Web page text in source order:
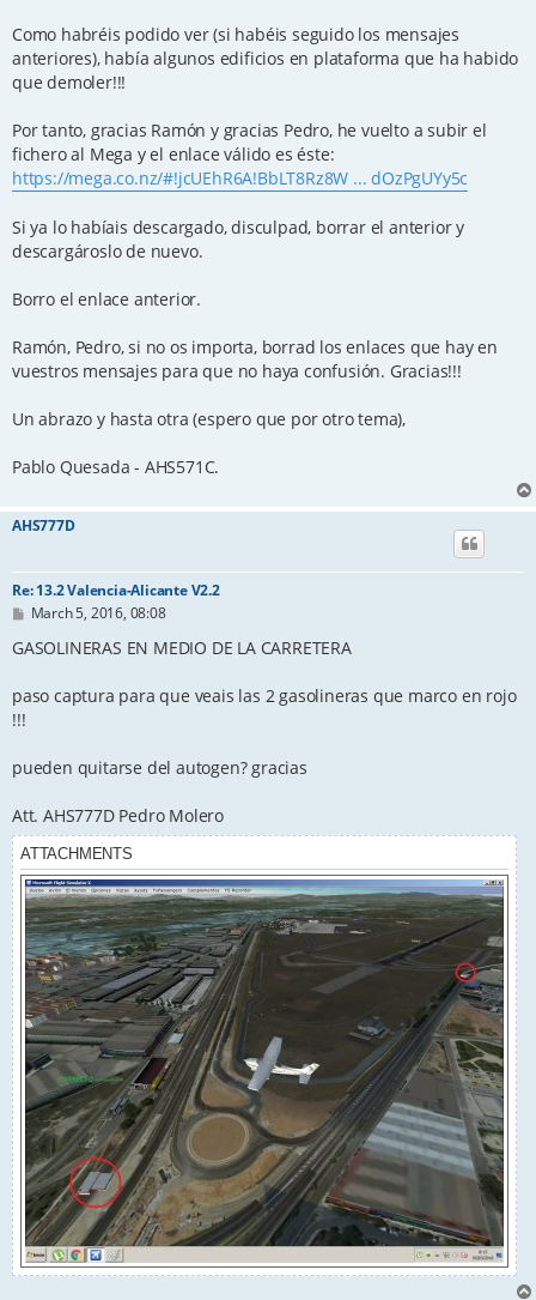
Como habréis podido ver (si habéis seguido los mensajes
anteriores), había algunos edificios en plataforma que ha habido
que demoler!!!
Por tanto, gracias Ramón y gracias Pedro, he vuelto a subir el
fichero al Mega y el enlace válido es éste:
https://mega.co.nz/#!jcUEhR6A!BbLT8Rz8W ... dOzPgUYy5c
Si ya lo habíais descargado, disculpad, borrar el anterior y
descargároslo de nuevo.
Borro el enlace anterior.
Ramón, Pedro, si no os importa, borrad los enlaces que hay en
vuestros mensajes para que no haya confusión. Gracias!!!
Un abrazo y hasta otra (espero que por otro tema),
Pablo Quesada - AHS571C.
AHS777D
Re: 13.2 Valencia-Alicante V2.2
P
s
March 5, 2016, 08:08
GASOLINERAS EN MEDIO DE LA CARRETERA
paso captura para que veais las 2 gasolineras que marco en rojo
!!!
pueden quitarse del autogen? gracias
Att. AHS777D Pedro Molero
ATTACHMENTS